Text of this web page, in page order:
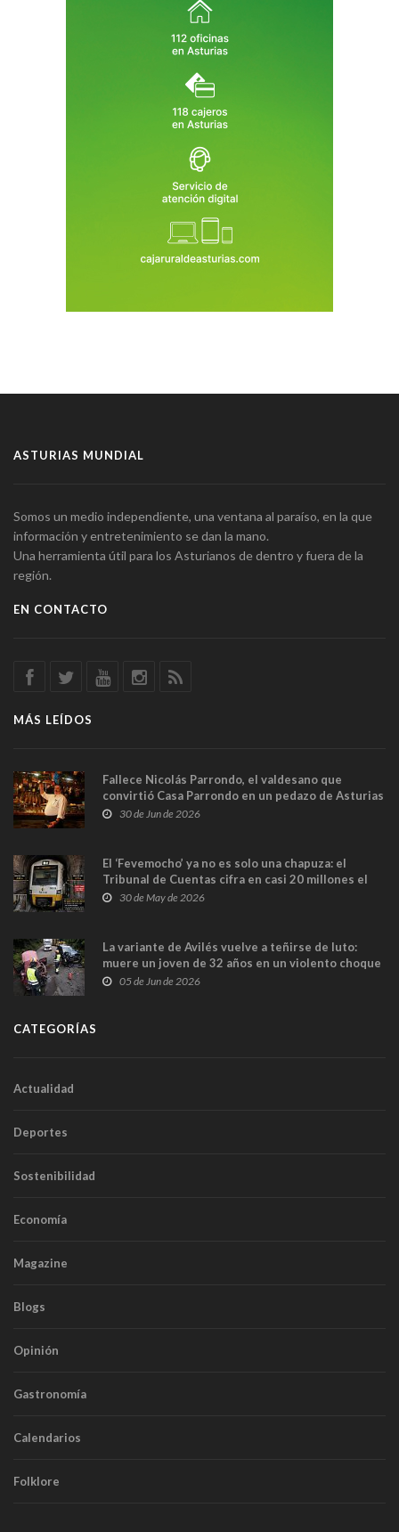
ASTURIAS MUNDIAL
Somos un medio independiente, una ventana al paraíso, en la que
información y entretenimiento se dan la mano.
Una herramienta útil para los Asturianos de dentro y fuera de la
región.
EN CONTACTO
MÁS LEÍDOS
Fallece Nicolás Parrondo, el valdesano que
convirtió Casa Parrondo en un pedazo de Asturias
en Madrid
30 de Jun de 2026
El ‘Fevemocho’ ya no es solo una chapuza: el
Tribunal de Cuentas cifra en casi 20 millones el
sobrecoste de los trenes que no cabían por los
30 de May de 2026
La variante de Avilés vuelve a teñirse de luto:
muere un joven de 32 años en un violento choque
frontal
05 de Jun de 2026
CATEGORÍAS
Actualidad
Deportes
Sostenibilidad
Economía
Magazine
Blogs
Opinión
Gastronomía
Calendarios
Folklore